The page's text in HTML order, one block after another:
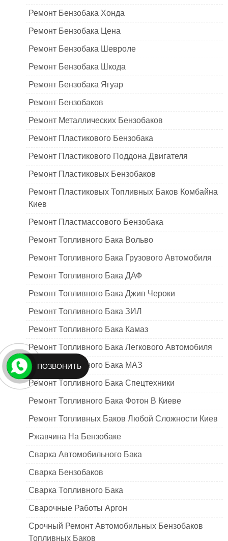
Ремонт Бензобака Хонда
Ремонт Бензобака Цена
Ремонт Бензобака Шевроле
Ремонт Бензобака Шкода
Ремонт Бензобака Ягуар
Ремонт Бензобаков
Ремонт Металлических Бензобаков
Ремонт Пластикового Бензобака
Ремонт Пластикового Поддона Двигателя
Ремонт Пластиковых Бензобаков
Ремонт Пластиковых Топливных Баков Комбайна
Киев
Ремонт Пластмассового Бензобака
Ремонт Топливного Бака Вольво
Ремонт Топливного Бака Грузового Автомобиля
Ремонт Топливного Бака ДАФ
Ремонт Топливного Бака Джип Чероки
Ремонт Топливного Бака ЗИЛ
Ремонт Топливного Бака Камаз
Ремонт Топливного Бака Легкового Автомобиля
Ремонт Топливного Бака МАЗ
Ремонт Топливного Бака Спецтехники
Ремонт Топливного Бака Фотон В Киеве
Ремонт Топливных Баков Любой Сложности Киев
Ржавчина На Бензобаке
Сварка Автомобильного Бака
Сварка Бензобаков
Сварка Топливного Бака
Сварочные Работы Аргон
Срочный Ремонт Автомобильных Бензобаков
Топливных Баков
ПОЗВОНИТЬ